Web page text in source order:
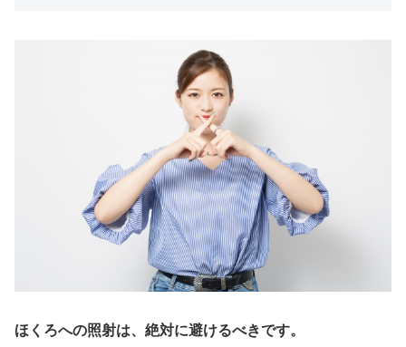
ほくろへの照射は、絶対に避けるべきです。